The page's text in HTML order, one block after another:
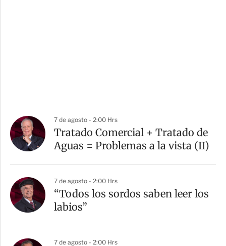
7 de agosto - 2:00 Hrs
Tratado Comercial + Tratado de
Aguas = Problemas a la vista (II)
7 de agosto - 2:00 Hrs
“Todos los sordos saben leer los
labios”
7 de agosto - 2:00 Hrs